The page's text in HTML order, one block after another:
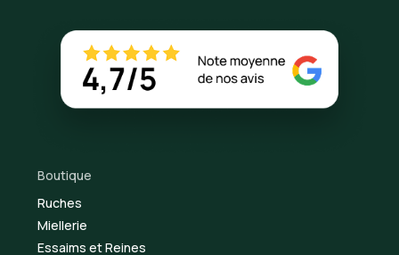
Boutique
Ruches
Miellerie
Essaims et Reines